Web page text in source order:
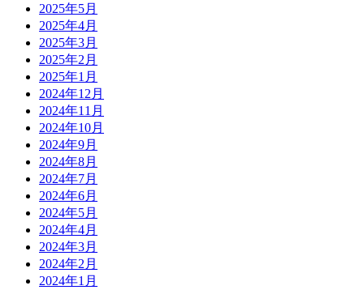
2025年5月
2025年4月
2025年3月
2025年2月
2025年1月
2024年12月
2024年11月
2024年10月
2024年9月
2024年8月
2024年7月
2024年6月
2024年5月
2024年4月
2024年3月
2024年2月
2024年1月